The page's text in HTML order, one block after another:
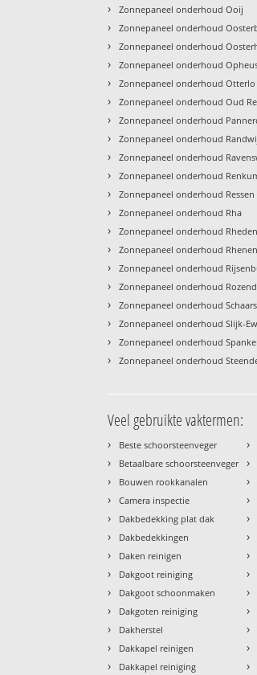
› Zonnepaneel onderhoud Ooij
› Zonnepaneel onderhoud
› Zonnepaneel onderhoud
› Zonnepaneel onderhoud
› Zonnepaneel onderhoud Otterlo
› Zonnepaneel onderhoud Oud
› Zonnepaneel onderhoud
› Zonnepaneel onderhoud
› Zonnepaneel onderhoud
› Zonnepaneel onderhoud
› Zonnepaneel onderhoud Ressen
› Zonnepaneel onderhoud Rha
› Zonnepaneel onderhoud Rheden
› Zonnepaneel onderhoud Rhenen
› Zonnepaneel onderhoud
› Zonnepaneel onderhoud
› Zonnepaneel onderhoud
› Zonnepaneel onderhoud Slijk-
› Zonnepaneel onderhoud
› Zonnepaneel onderhoud
Veel gebruikte vaktermen:
› Beste schoorsteenveger
› Betaalbare schoorsteenveger
› Bouwen rookkanalen
› Camera inspectie
› Dakbedekking plat dak
› Dakbedekkingen
› Daken reinigen
› Dakgoot reiniging
› Dakgoot schoonmaken
› Dakgoten reiniging
› Dakherstel
› Dakkapel reinigen
› Dakkapel reiniging
›
›
›
›
›
›
›
›
›
›
›
›
›